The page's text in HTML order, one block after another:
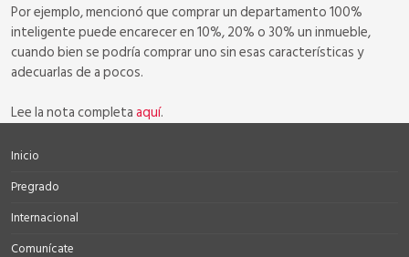
Por ejemplo, mencionó que comprar un departamento 100%
inteligente puede encarecer en 10%, 20% o 30% un inmueble,
cuando bien se podría comprar uno sin esas características y
adecuarlas de a pocos.
Lee la nota completaaquí.
Inicio
Pregrado
Internacional
Comunícate